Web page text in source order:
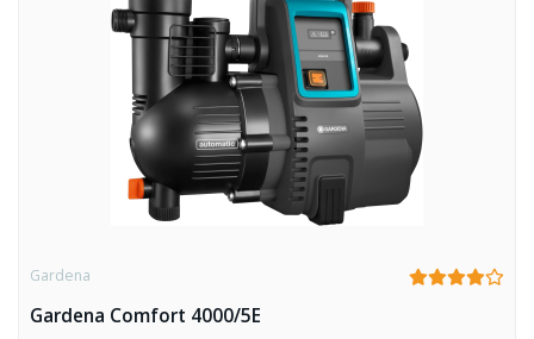
Gardena
Gardena Comfort 4000/5E